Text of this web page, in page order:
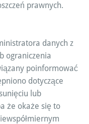
prawnych.
danych z
ograniczenia
poinformować
dotyczące
lub
że okaże się to